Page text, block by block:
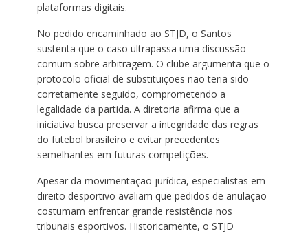
plataformas digitais.
No pedido encaminhado ao STJD, o Santos
sustenta que o caso ultrapassa uma discussão
comum sobre arbitragem. O clube argumenta que o
protocolo oficial de substituições não teria sido
corretamente seguido, comprometendo a
legalidade da partida. A diretoria afirma que a
iniciativa busca preservar a integridade das regras
do futebol brasileiro e evitar precedentes
semelhantes em futuras competições.
Apesar da movimentação jurídica, especialistas em
direito desportivo avaliam que pedidos de anulação
costumam enfrentar grande resistência nos
tribunais esportivos. Historicamente, o STJD